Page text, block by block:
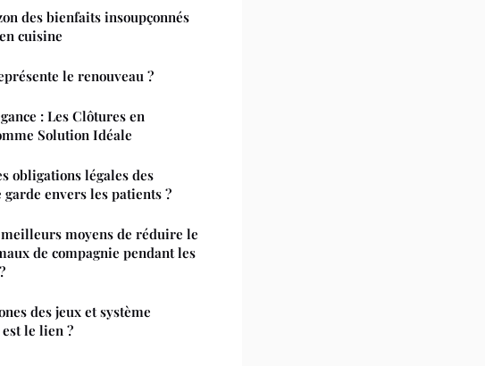
des bienfaits insoupçonnés
cuisine
le renouveau ?
: Les Clôtures en
Solution Idéale
obligations légales des
envers les patients ?
moyens de réduire le
de compagnie pendant les
des jeux et système
le lien ?